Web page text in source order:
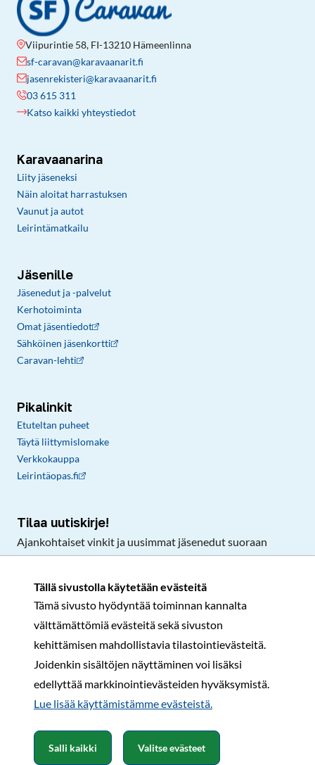
Tällä sivustolla käytetään evästeitä
Tämä sivusto hyödyntää toiminnan kannalta
välttämättömiä evästeitä sekä sivuston
kehittämisen mahdollistavia tilastointievästeitä.
Joidenkin sisältöjen näyttäminen voi lisäksi
edellyttää markkinointievästeiden hyväksymistä.
Lue lisää käyttämistämme evästeistä.​​​​​​
Salli kaikki Valitse evästeet
Viipurintie 58, FI-13210 Hämeenlinna
sf-caravan@karavaanarit.fi
jasenrekisteri@karavaanarit.fi
03 615 311
Katso kaikki yhteystiedot
Karavaanarina
Liity jäseneksi
Näin aloitat harrastuksen
Vaunut ja autot
Leirintämatkailu
Jäsenille
Jäsenedut ja -palvelut
Kerhotoiminta
Omat jäsentiedot
Sähköinen jäsenkortti
Caravan-lehti
Pikalinkit
Etuteltan puheet
Täytä liittymislomake
Verkkokauppa
Leirintäopas.fi
Tilaa uutiskirje!
Ajankohtaiset vinkit ja uusimmat jäsenedut suoraan
Rekisteri- ja tietosuojaselosteSopimusehdot